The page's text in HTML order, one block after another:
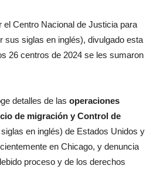
el Centro Nacional de Justicia para
sus siglas en inglés), divulgado esta
26 centros de 2024 se les sumaron
detalles de las operaciones
de migración y Control de
en inglés) de Estados Unidos y
en Chicago, y denuncia
proceso y de los derechos